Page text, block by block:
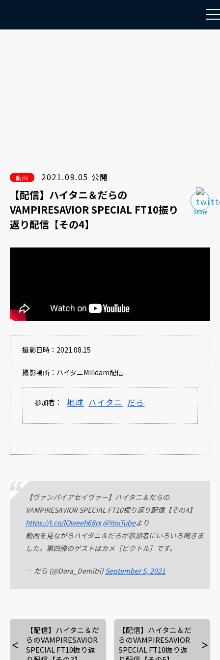
動画 2021.09.05 公開
【配信】ハイタニ＆だらの
VAMPIRESAVIOR SPECIAL FT10振り
返り配信【その4】
撮影日時：2021.08.15
撮影場所：ハイタニMilldam配信
参加者： 地球 ハイタニ だら
【ヴァンパイアセイヴァー】ハイタニ＆だらの
VAMPIRESAVIOR SPECIAL FT10振り返り配信【その4】
https://t.co/lOweeh68rx @YouTubeより
動画を見ながらハイタニ＆だらが参加者にいろいろ聞きま
した。第四弾のゲストはカメ［ビクトル］です。
— だら (@Dara_Demitri) September 5, 2021
【配信】ハイタニ＆だ
らのVAMPIRESAVIOR
SPECIAL FT10振り返
【配信】ハイタニ＆だ
らのVAMPIRESAVIOR
SPECIAL FT10振り返